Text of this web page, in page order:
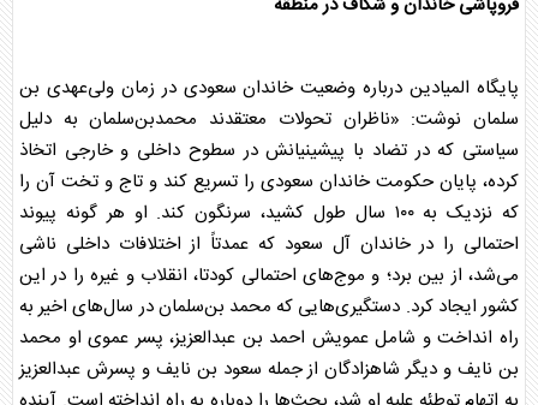
پایگاه المیادین درباره وضعیت خاندان سعودی در زمان ولی‌عهدی بن
سلمان نوشت: «ناظران تحولات معتقدند محمدبن‌سلمان به دلیل
سیاستی که در تضاد با پیشینیانش در سطوح داخلی و خارجی اتخاذ
کرده، پایان حکومت خاندان سعودی را تسریع کند و تاج و تخت آن را
که نزدیک به ۱۰۰ سال طول کشید، سرنگون کند. او هر گونه پیوند
احتمالی را در خاندان آل سعود که عمدتاً از اختلافات داخلی ناشی
می‌شد، از بین برد؛ و موج‌های احتمالی کودتا، انقلاب و غیره را در این
کشور ایجاد کرد. دستگیری‌هایی که محمد بن‌سلمان در سال‌های اخیر به
راه انداخت و شامل عمویش احمد بن عبدالعزیز، پسر عموی او محمد
بن نایف و دیگر شاهزادگان از جمله سعود بن نایف و پسرش عبدالعزیز